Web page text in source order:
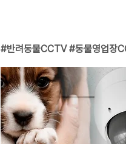
반려동물CCTV #동물영업장